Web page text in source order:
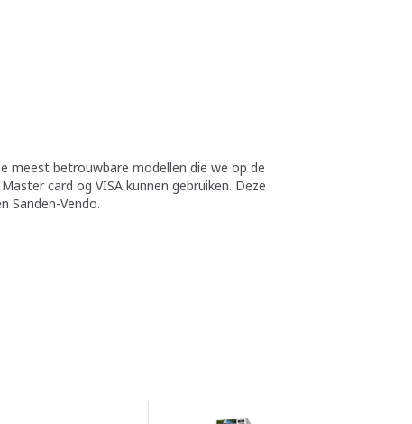
meest betrouwbare modellen die we op de
card og VISA kunnen gebruiken. Deze
Sanden-Vendo.